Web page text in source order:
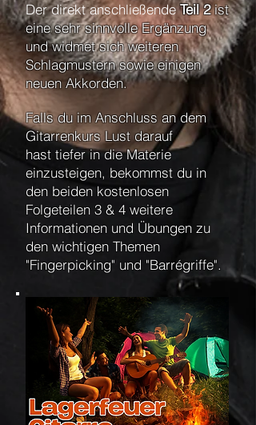
Der direkt anschließendeTeil 2ist
eine sehr sinnvolle Ergänzung
und widmet sichweiteren
Schlagmustern sowie einigen
neuen Akkorden.
Falls du im Anschluss an dem
Gitarrenkurs Lust darauf
hast tiefer in die Materie
einzusteigen, bekommst du in
den beiden kostenlosen
Folgeteilen 3 & 4 weitere
Informationen und Übungen zu
den wichtigen Themen
"Fingerpicking" und "Barrégriffe".